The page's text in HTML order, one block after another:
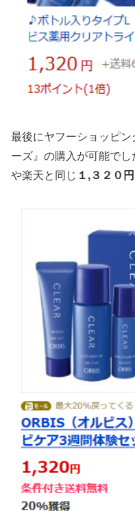
最後にヤフーショッピ
ーズ』の購入が可能で
や楽天と同じ １,３２０